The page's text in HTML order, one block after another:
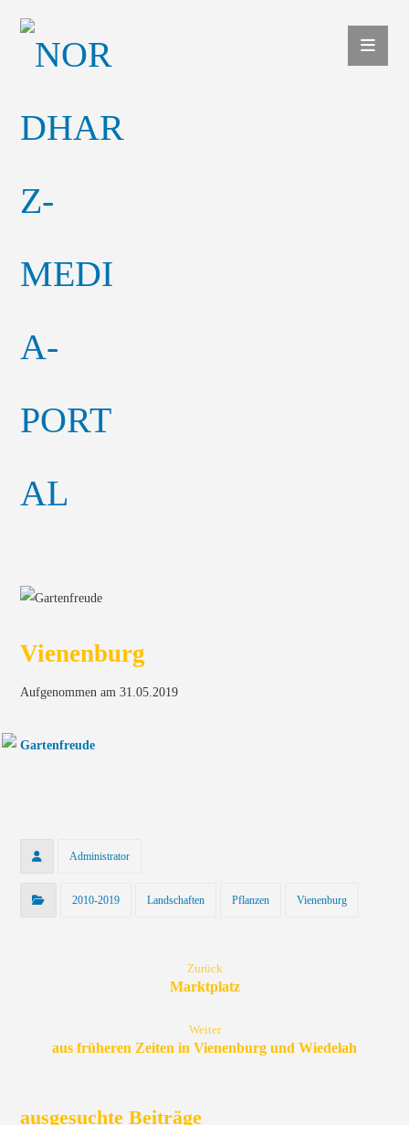
Vienenburg
Aufgenommen am 31.05.2019
Administrator
2010-2019 Landschaften Pflanzen Vienenburg
Zurück
Marktplatz
Weiter
aus früheren Zeiten in Vienenburg und Wiedelah
ausgesuchte Beiträge